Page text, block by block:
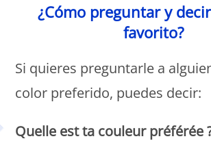
¿Cómo preguntar y
favorito?
Si quieres preguntarle a
color preferido, puedes decir:
Quelle est ta couleur préférée